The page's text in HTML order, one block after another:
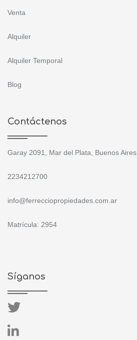
Venta
Alquiler
Alquiler Temporal
Blog
Contáctenos
Garay 2091, Mar del Plata, Buenos Aires
2234212700
info@ferrecciopropiedades.com.ar
Matrícula: 2954
Síganos